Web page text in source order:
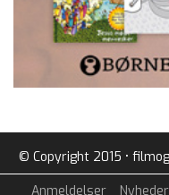
© Copyright 2015 •
Anmeldelser Nyheder